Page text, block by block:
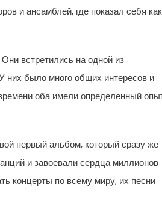
и ансамблей, где показал себя как
встретились на одной из
них было много общих интересов и
оба имели определенный
первый альбом, который сразу же
и завоевали сердца миллионов
концерты по всему миру, их песни